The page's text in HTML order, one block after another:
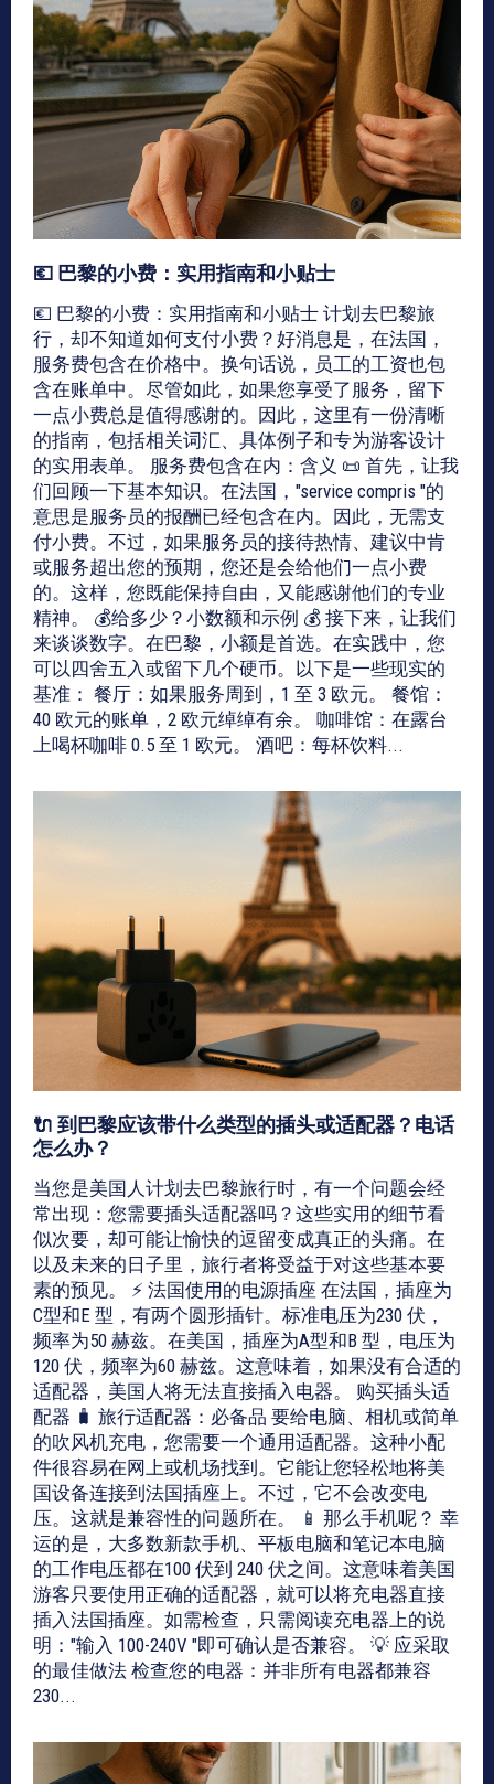
💶 巴黎的小费：实用指南和小贴士
💶 巴黎的小费：实用指南和小贴士 计划去巴黎旅
行，却不知道如何支付小费？好消息是，在法国，
服务费包含在价格中。换句话说，员工的工资也包
含在账单中。尽管如此，如果您享受了服务，留下
一点小费总是值得感谢的。因此，这里有一份清晰
的指南，包括相关词汇、具体例子和专为游客设计
的实用表单。 服务费包含在内：含义 📜 首先，让我
们回顾一下基本知识。在法国，"service compris "的
意思是服务员的报酬已经包含在内。因此，无需支
付小费。不过，如果服务员的接待热情、建议中肯
或服务超出您的预期，您还是会给他们一点小费
的。这样，您既能保持自由，又能感谢他们的专业
精神。 💰给多少？小数额和示例 💰 接下来，让我们
来谈谈数字。在巴黎，小额是首选。在实践中，您
可以四舍五入或留下几个硬币。以下是一些现实的
基准： 餐厅：如果服务周到，1 至 3 欧元。 餐馆：
40 欧元的账单，2 欧元绰绰有余。 咖啡馆：在露台
上喝杯咖啡 0.5 至 1 欧元。 酒吧：每杯饮料...
🔌 到巴黎应该带什么类型的插头或适配器？电话
怎么办？
当您是美国人计划去巴黎旅行时，有一个问题会经
常出现：您需要插头适配器吗？这些实用的细节看
似次要，却可能让愉快的逗留变成真正的头痛。在
以及未来的日子里，旅行者将受益于对这些基本要
素的预见。 ⚡ 法国使用的电源插座 在法国，插座为
C型和E 型，有两个圆形插针。标准电压为230 伏，
频率为50 赫兹。在美国，插座为A型和B 型，电压为
120 伏，频率为60 赫兹。这意味着，如果没有合适的
适配器，美国人将无法直接插入电器。 购买插头适
配器 🧳 旅行适配器：必备品 要给电脑、相机或简单
的吹风机充电，您需要一个通用适配器。这种小配
件很容易在网上或机场找到。它能让您轻松地将美
国设备连接到法国插座上。不过，它不会改变电
压。这就是兼容性的问题所在。 📱 那么手机呢？ 幸
运的是，大多数新款手机、平板电脑和笔记本电脑
的工作电压都在100 伏到 240 伏之间。这意味着美国
游客只要使用正确的适配器，就可以将充电器直接
插入法国插座。如需检查，只需阅读充电器上的说
明："输入 100-240V "即可确认是否兼容。 💡 应采取
的最佳做法 检查您的电器：并非所有电器都兼容
230...